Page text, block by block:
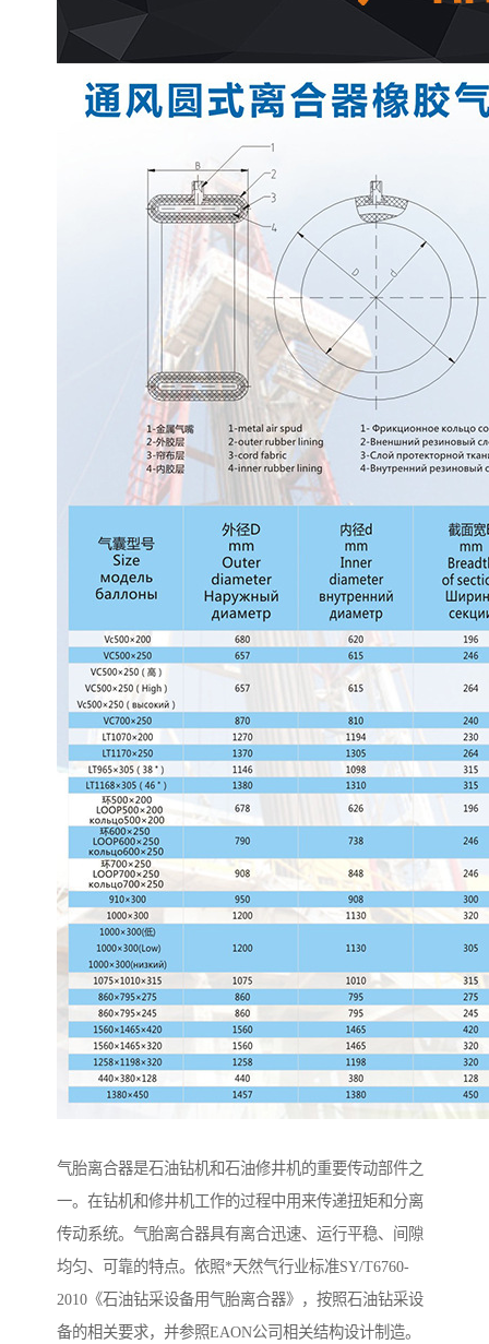
气胎离合器是石油钻机和石油修井机的重要传动部件之
一。在钻机和修井机工作的过程中用来传递扭矩和分离
传动系统。气胎离合器具有离合迅速、运行平稳、间隙
均匀、可靠的特点。依照*天然气行业标准SY/T6760-
2010《石油钻采设备用气胎离合器》，按照石油钻采设
备的相关要求，并参照EAON公司相关结构设计制造。